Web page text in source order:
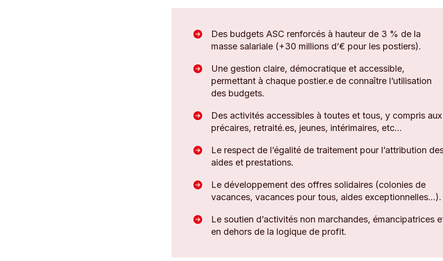
Des budgets ASC renforcés à hauteur de 3 % de la
masse salariale (+30 millions d’€ pour les postiers).
Une gestion claire, démocratique et accessible,
permettant à chaque postier.e de connaître l’utilisation
des budgets.
Des activités accessibles à toutes et tous, y compris aux
précaires, retraité.es, jeunes, intérimaires, etc...
Le respect de l’égalité de traitement pour l’attribution
aides et prestations.
Le développement des offres solidaires (colonies de
vacances, vacances pour tous, aides exceptionnelles…).
Le soutien d’activités non marchandes, émancipatrices
en dehors de la logique de profit.